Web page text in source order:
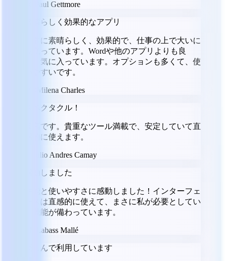
Paul Gettmore
素晴らしく効果的なアプリ
非常に素晴らしく、効果的で、仕事の上で大いに
役立っています。Wordや他のアプリよりも良
く、気に入っています。オプションも多くて、使
いやすいです。
Milena Charles
スペクタクル！
最高です。貴重なツール満載で、安定していて直
感的に使えます。
Julio Andres Camay
感動しました
性能と使いやすさに感動しました！インターフェ
ースは直感的に使えて、まさに私が必要としてい
た機能が備わっています。
Labass Mallé
楽しんで利用しています